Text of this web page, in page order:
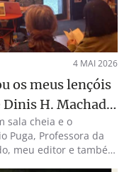
4 MAI 2026
os meus lençóis
Dinis H. Machado
sala cheia e o
Puga, Professora da
meu editor e também